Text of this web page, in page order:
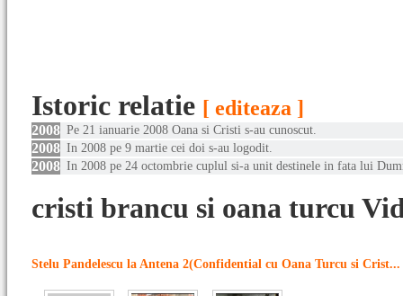
Istoric relatie [ editeaza ]
2008 Pe 21 ianuarie 2008 Oana si Cristi s-au cunoscut.
2008 In 2008 pe 9 martie cei doi s-au logodit.
2008 In 2008 pe 24 octombrie cuplul si-a unit destinele in fata lui
cristi brancu si oana turcu
Stelu Pandelescu la Antena 2(Confidential cu Oana Turcu si Crist...